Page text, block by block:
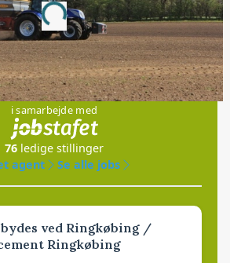
Loading...
Jobs
i samarbejde med
76 ledige stillinger
agent
Se alle jobs
ved Ringkøbing /
Ringkøbing